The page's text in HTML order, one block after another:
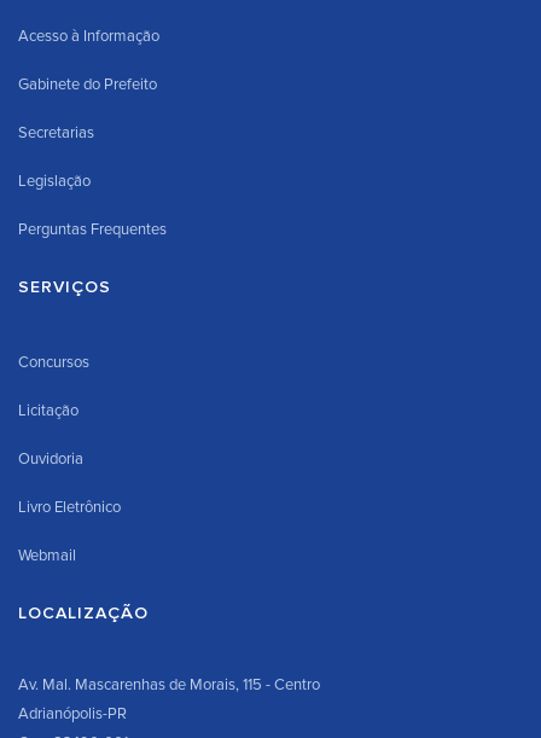
Acesso à Informação
Gabinete do Prefeito
Secretarias
Legislação
Perguntas Frequentes
SERVIÇOS
Concursos
Licitação
Ouvidoria
Livro Eletrônico
Webmail
LOCALIZAÇÃO
Av. Mal. Mascarenhas de Morais, 115 - Centro
Adrianópolis-PR